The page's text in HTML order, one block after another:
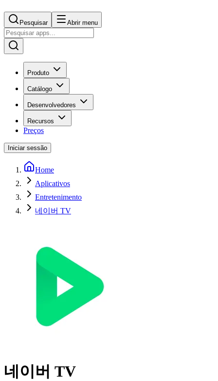
Pesquisar Abrir menu
Produto
Catálogo
Desenvolvedores
Recursos
Preços
Iniciar sessão
Home
Aplicativos
Entretenimento
네이버 TV
네이버 TV